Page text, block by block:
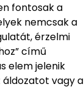
fontosak a
nemcsak a
érzelmi
című
elem jelenik
áldozatot vagy a